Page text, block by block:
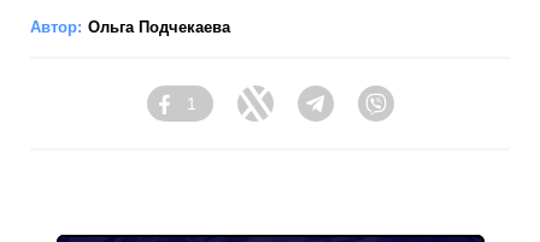
Автор: Ольга Подчекаева
Facebook
1
Twitter Telegram